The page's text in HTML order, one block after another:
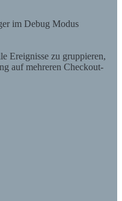
im Debug Modus
Ereignisse zu gruppieren,
auf mehreren Checkout-